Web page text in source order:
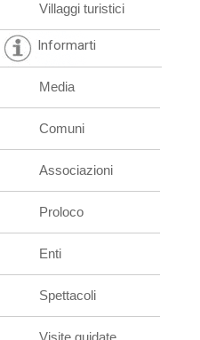
Villaggi turistici
Informarti
Media
Comuni
Associazioni
Proloco
Enti
Spettacoli
Visite guidate